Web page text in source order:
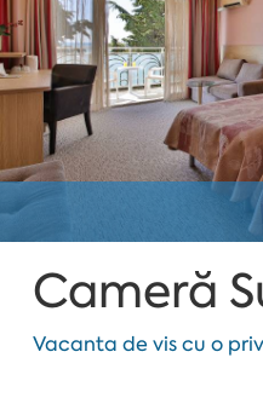
Cameră
Vacanta de vis cu o